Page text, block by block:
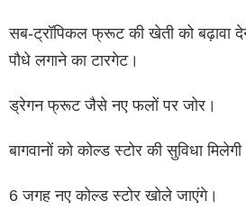
सब-ट्रॉपिकल फ्रूट की खेती को बढ़ावा
पौधे लगाने का टारगेट।
ड्रेगन फ्रूट जैसे नए फलों पर जोर।
बागवानों को कोल्ड स्टोर की सुविधा
6 जगह नए कोल्ड स्टोर खोले जाएंगे।